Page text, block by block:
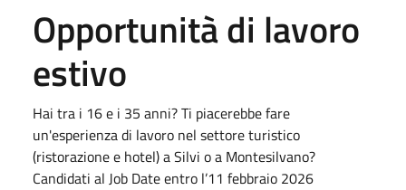
Opportunità di lavoro
estivo
Hai tra i 16 e i 35 anni? Ti piacerebbe fare
un'esperienza di lavoro nel settore turistico
(ristorazione e hotel) a Silvi o a Montesilvano?
Candidati al Job Date entro l’11 febbraio 2026